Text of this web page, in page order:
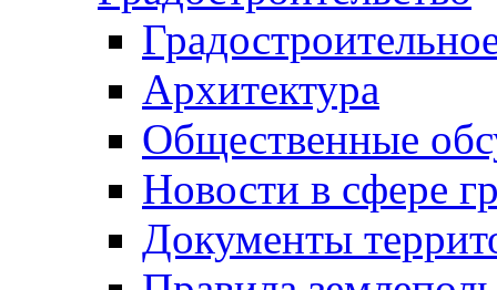
Архитектура
Общественные
Новости в сфере
Документы